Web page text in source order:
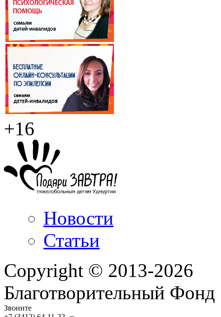
+16
Новости
Статьи
Copyright © 2013-2026
Благотворительный
Звоните